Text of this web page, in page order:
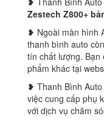
Zestech Z800+
❥ Ngoài màn hình
thanh bình auto
tín chất lượng. Bạn
phẩm khác tại
❥ Thanh Bình
việc cung cấp phụ
với dịch vụ chăm